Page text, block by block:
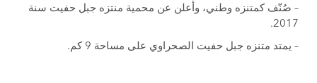
– صُنّف كمتنزه وطني، وأعلن عن محمية منتزه جبل حفيت سنة
2017.
– يمتد متنزه جبل حفيت الصحراوي على مساحة 9 كم.